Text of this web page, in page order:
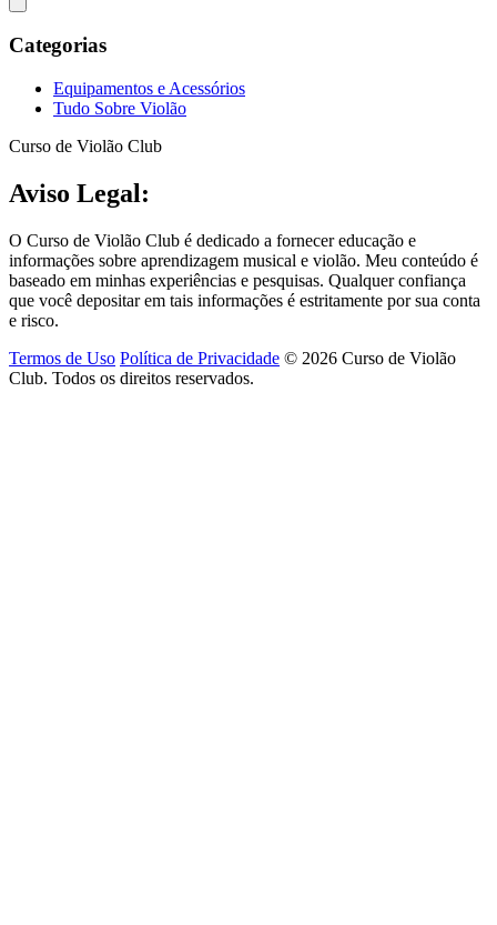
Categorias
Equipamentos e Acessórios
Tudo Sobre Violão
Curso de Violão Club
Aviso Legal:
O Curso de Violão Club é dedicado a fornecer educação e
informações sobre aprendizagem musical e violão. Meu conteúdo é
baseado em minhas experiências e pesquisas. Qualquer confiança
que você depositar em tais informações é estritamente por sua conta
e risco.
Termos de Uso Política de Privacidade © 2026 Curso de Violão
Club. Todos os direitos reservados.